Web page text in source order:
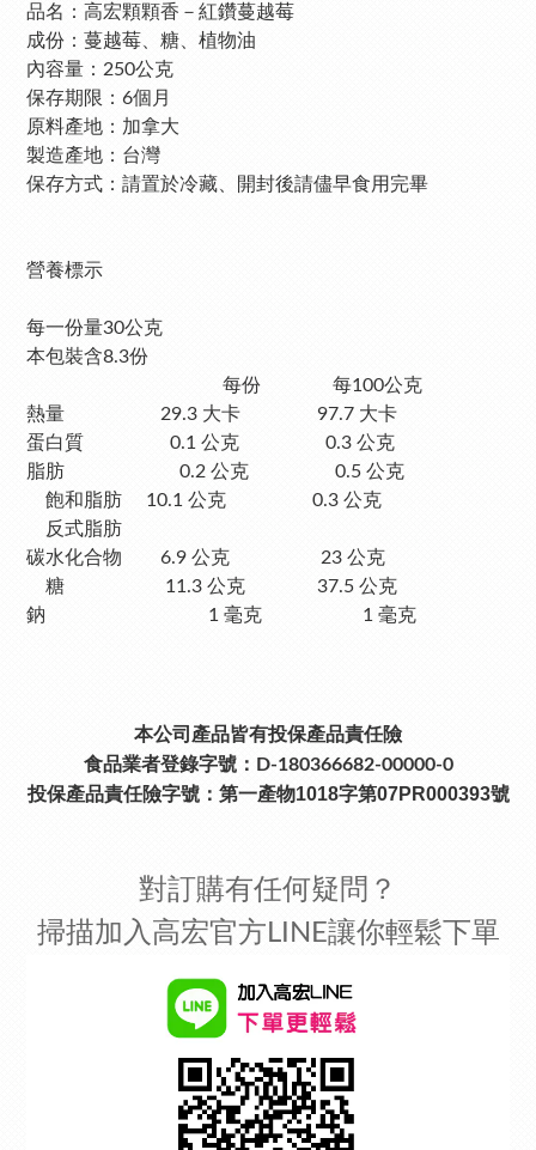
品名：高宏顆顆香－紅鑽蔓越莓
成份：蔓越莓、糖、植物油
內容量：250公克
保存期限：6個月
原料產地：加拿大
製造產地：台灣
保存方式：請置於冷藏、開封後請儘早食用完畢
營養標示
每一份量30公克
本包裝含8.3份
每份 每100公克
熱量 29.3 大卡 97.7 大卡
蛋白質 0.1 公克 0.3 公克
脂肪 0.2 公克 0.5 公克
飽和脂肪 10.1 公克 0.3 公克
反式脂肪
碳水化合物 6.9 公克 23 公克
糖 11.3 公克 37.5 公克
鈉 1 毫克 1 毫克
本公司產品皆有投保產品責任險
食品業者登錄字號：D-180366682-00000-0
投保產品責任險字號： 第一產物1018字第07PR000393號
對訂購有任何疑問？
掃描加入高宏官方LINE讓你輕鬆下單